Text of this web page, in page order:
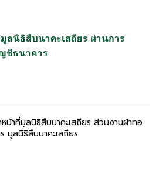
ลนิธิสืบนาคะเสถียร ผ่านการ
ชีธนาคาร
น้าที่มูลนิธิสืบนาคะเสถียร ส่วนงานผ้าทอ
มูลนิธิสืบนาคะเสถียร